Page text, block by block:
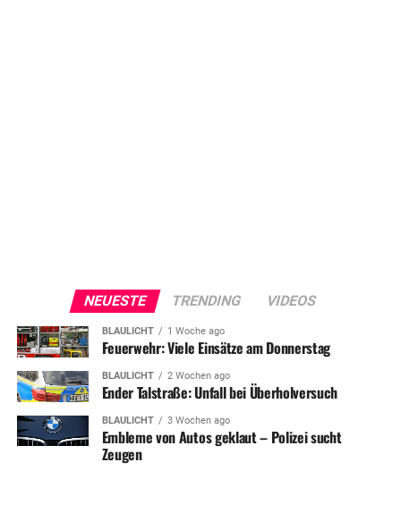
NEUESTE TRENDING VIDEOS
BLAULICHT 1 Woche ago
Feuerwehr: Viele Einsätze am Donnerstag
BLAULICHT 2 Wochen ago
Ender Talstraße: Unfall bei Überholversuch
BLAULICHT 3 Wochen ago
Embleme von Autos geklaut – Polizei sucht
Zeugen